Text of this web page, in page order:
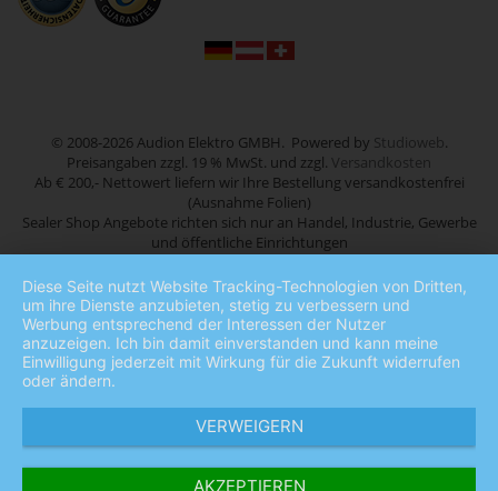
© 2008-2026 Audion Elektro GMBH. Powered by Studioweb.
Preisangaben zzgl. 19 % MwSt. und zzgl. Versandkosten
Ab € 200,- Nettowert liefern wir Ihre Bestellung versandkostenfrei
(Ausnahme Folien)
Sealer Shop Angebote richten sich nur an Handel, Industrie, Gewerbe
und öffentliche Einrichtungen
Diese Seite nutzt Website Tracking-Technologien von Dritten,
um ihre Dienste anzubieten, stetig zu verbessern und
Werbung entsprechend der Interessen der Nutzer
anzuzeigen. Ich bin damit einverstanden und kann meine
Einwilligung jederzeit mit Wirkung für die Zukunft widerrufen
oder ändern.
VERWEIGERN
AKZEPTIEREN